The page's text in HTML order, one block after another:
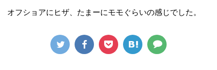
オフショアにヒザ、たまーにモモぐらいの感じでした。